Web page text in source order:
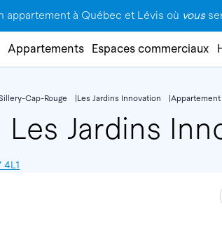
appartement à Québec et Lévis où vous
Appartements Espaces commerciaux
Cap-Rouge Les Jardins Innovation Appartement
Les Jardins
4L1